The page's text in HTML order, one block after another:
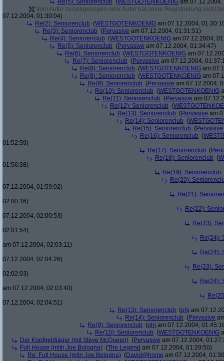
Re(5): Seniorenclub (WESTGOTENKOENIG am
Vom Autor zurückgezogen oder Autor hat seine Registrierung nicht
07.12.2004, 01:30:04)
Re(2): Seniorenclub (WESTGOTENKOENIG am 07.12.2004,
Re(3): Seniorenclub (Pervasive am 07.12.2004, 01:31:51)
Re(4): Seniorenclub (WESTGOTENKOENIG am 07.12.2004,
Re(5): Seniorenclub (Pervasive am 07.12.2004, 01:34:47)
Re(6): Seniorenclub (WESTGOTENKOENIG am
Re(7): Seniorenclub (Pervasive am 07.12.2004,
Re(8): Seniorenclub (WESTGOTENKOENIG am
Re(8): Seniorenclub (WESTGOTENKOENIG am
Re(9): Seniorenclub (Pervasive am 07.12.2004,
Re(10): Seniorenclub (WESTGOTENKOENIG
Re(11): Seniorenclub (Pervasive am
Re(12): Seniorenclub (
Re(13): Seniorenclub (Pervasive am
Re(14): Seniorenclub (
Re(15): Seniorenclub (Pervasive
Re(16): Seniorenclub (
01:52:59)
Re(17): Seniorenclub (
Re(18): Seniorenclub (
01:56:38)
Re(19): Seniorenclub
Re(20):
07.12.2004, 01:59:02)
Re(21):
02:00:16)
Re(22):
07.12.2004, 02:00:53)
Re(23):
02:01:54)
Re(24):
am 07.12.2004, 02:03:11)
Re(24):
07.12.2004, 02:04:26)
Re(23):
02:02:03)
Re(24):
am 07.12.2004, 02:03:40)
07.12.2004, 02:04:51)
Re(13): Seniorenclub (phj am
Re(14): Seniorenclub (Pervasive
Re(9): Seniorenclub (phj am 07.12.2004,
Re(10): Seniorenclub (WESTGOTENKOENIG
Der Kopfgeldjäger (mit Steve McQueen) (Pervasive am 07.12.2004,
Full House (mitn Joe Bologna) (The Legend am 07.12.2004, 01:29:50)
Re: Full House (mitn Joe Bologna) (David@home am 07.12.2004,